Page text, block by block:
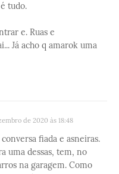
tudo.
e. Ruas e
Já acho q amarok uma
de 2020 às 18:48
fiada e asneiras.
uma dessas, tem, no
na garagem. Como